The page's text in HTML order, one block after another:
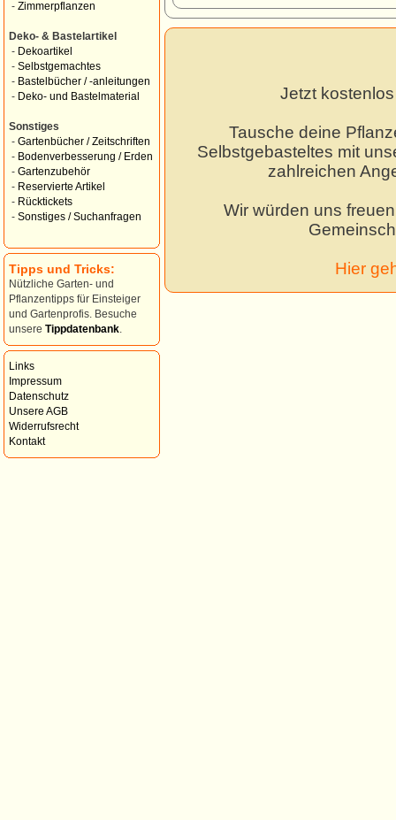
- Zimmerpflanzen
Deko- & Bastelartikel
- Dekoartikel
- Selbstgemachtes
- Bastelbücher / -anleitungen
- Deko- und Bastelmaterial
Sonstiges
- Gartenbücher / Zeitschriften
- Bodenverbesserung / Erden
- Gartenzubehör
- Reservierte Artikel
- Rücktickets
- Sonstiges / Suchanfragen
Tipps und Tricks:
Nützliche Garten- und
Pflanzentipps für Einsteiger
und Gartenprofis. Besuche
unsere Tippdatenbank
Links
Impressum
Datenschutz
Unsere AGB
Widerrufsrecht
Kontakt
Jetzt
Tausche deine
Selbstgebasteltes mit
zahlreichen
Wir würden uns
Hier